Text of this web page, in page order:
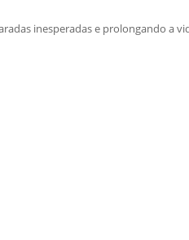
inesperadas e prolongando a